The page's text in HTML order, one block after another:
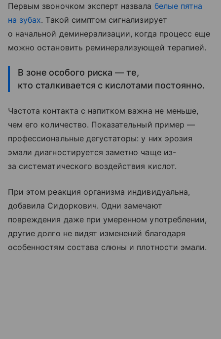
Первым звоночком эксперт назвала белые пятна
на зубах. Такой симптом сигнализирует
о начальной деминерализации, когда процесс еще
можно остановить реминерализующей терапией.
В зоне особого риска — те,
кто сталкивается с кислотами постоянно.
Частота контакта с напитком важна не меньше,
чем его количество. Показательный пример —
профессиональные дегустаторы: у них эрозия
эмали диагностируется заметно чаще из-
за систематического воздействия кислот.
При этом реакция организма индивидуальна,
добавила Сидоркович. Одни замечают
повреждения даже при умеренном употреблении,
другие долго не видят изменений благодаря
особенностям состава слюны и плотности эмали.